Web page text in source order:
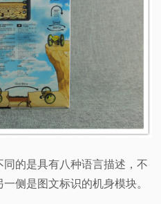
的是具有八种语言描述，不
侧是图文标识的机身模块。